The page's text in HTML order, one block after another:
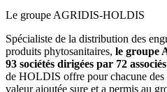
Le groupe AGRIDIS-HOLDIS
Spécialiste de la distribution des
produits phytosanitaires, le groupe
93 sociétés dirigées par 72 associés
de HOLDIS offre pour chacune des
valeur ajoutée sure et a permis au